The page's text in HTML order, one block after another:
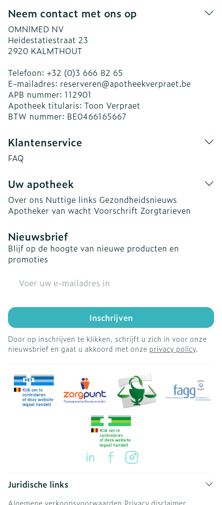
Neem contact met ons op
OMNIMED NV
Heidestatiestraat 23
2920 KALMTHOUT
Telefoon: +32 (0)3 666 82 65
E-mailadres: reserveren@apotheekverpraet.be
APB nummer: 112901
Apotheek titularis: Toon Verpraet
BTW nummer: BE0466165667
Klantenservice
FAQ
Uw apotheek
Over ons Nuttige links Gezondheidsnieuws
Apotheker van wacht Voorschrift Zorgtarieven
Nieuwsbrief
Blijf op de hoogte van nieuwe producten en
promoties
Inschrijven
Door op inschrijven te klikken, schrijft u zich in voor onze
nieuwsbrief en gaat u akkoord met onze privacy policy.
Juridische links
Algemene verkoopsvoorwaarden Privacy disclaimer